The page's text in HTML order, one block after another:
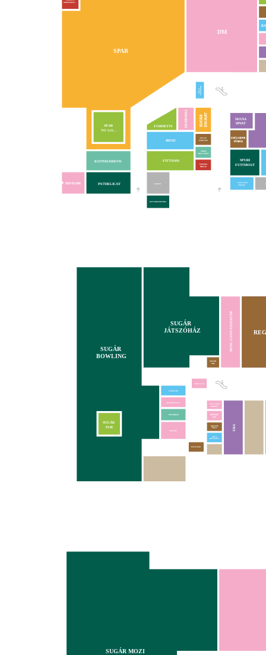
MOSDÓ
MOBIL
ADÁS-VÉTEL
KONYHASHOW FITTNASS
IBUSZ
MONA
DIVAT
SPURI
FUTÓBOLT
FORNETTI HERBÁRIA
DM
SPAR
SPAR
TO GO...
DOHÁNYBOLT
TOP-UP!
PERFUME
IBUSZEXCHANGE
EXCLUSIVE
CHANGE
KUTYAKOZMETIKA
INMEDIO
HÍRLAP
PETDELICAT
BIOHAIR
SUGÁR
BOWLING
SUGÁR
JÁTSZÓHÁZ
BENU GYÓGYSZERTÁR
SUGÁR
PUB ERA
SZABÓSÁG
NUTRIVERSUM
REPAIRHUB
EGY CSEPP
BIOBOLT
NAIL & GO
GRAVÍR
ABC
KREATÍV
PÓLÓ
KAVALKÁD
ALFA
BIZTOSÍTÓ
SUGÁR MOZI